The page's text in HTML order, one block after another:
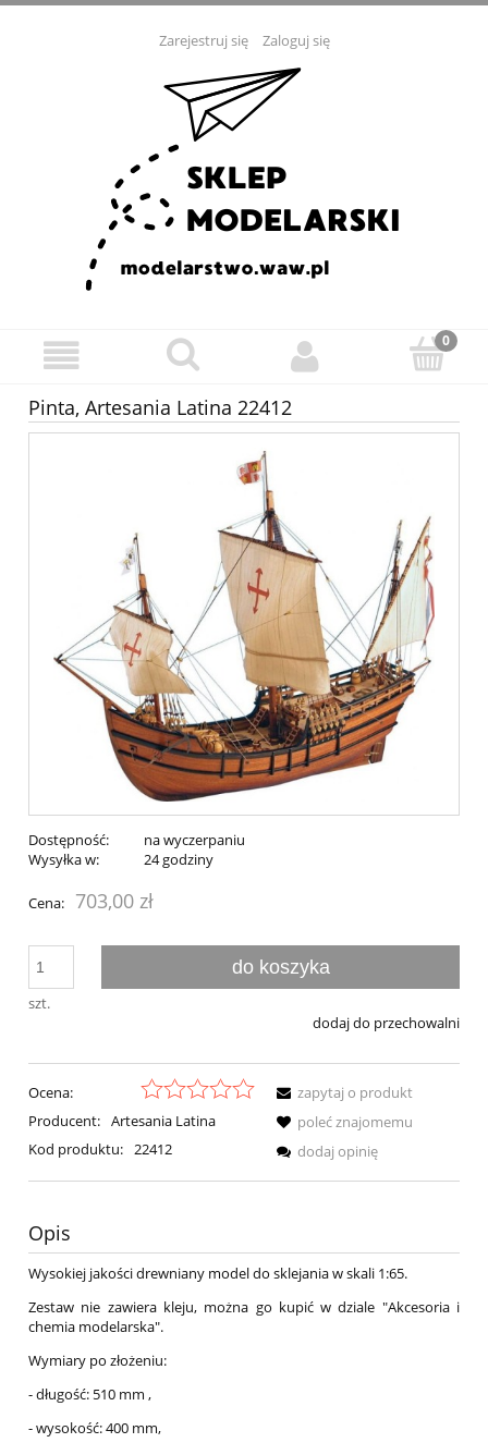
Zarejestruj się Zaloguj się
Pinta, Artesania Latina 22412
Dostępność:
na wyczerpaniu
Wysyłka w:
24 godziny
Cena: 703,00 zł
szt.
do koszyka
dodaj do przechowalni
Ocena:
Producent: Artesania Latina
Kod produktu: 22412
zapytaj o produkt
poleć znajomemu
dodaj opinię
Opis
Wysokiej jakości drewniany model do sklejania w skali 1:65.
Zestaw nie zawiera kleju, można go kupić w dziale "Akcesoria i
chemia modelarska".
Wymiary po złożeniu:
- długość: 510 mm ,
- wysokość: 400 mm,